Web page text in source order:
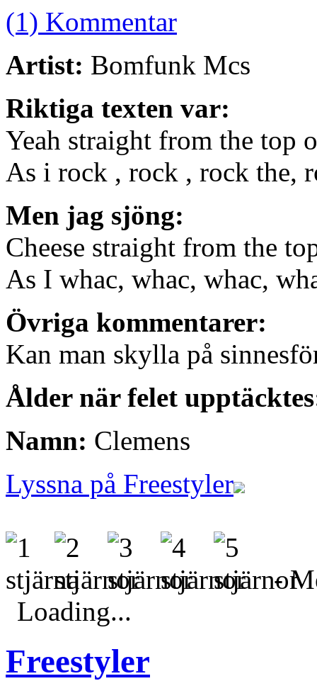
(1) Kommentar
Artist: Bomfunk Mcs
Riktiga texten var:
Yeah straight from the top
As i rock , rock , rock the,
Men jag sjöng:
Cheese straight from the
As I whac, whac, whac,
Övriga kommentarer:
Kan man skylla på
Ålder när felet
Namn: Clemens
Lyssna på Freestyler
-
Loading...
Freestyler